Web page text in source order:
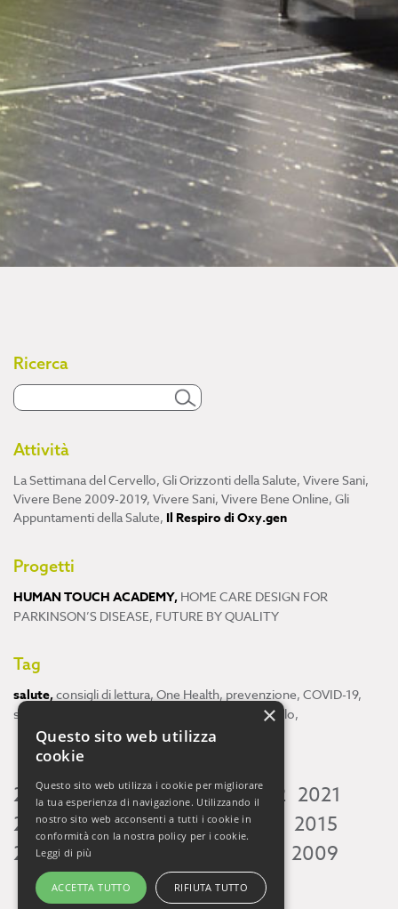
Ricerca
Attività
La Settimana del Cervello, Gli Orizzonti della Salute, Vivere Sani,
Vivere Bene 2009-2019, Vivere Sani, Vivere Bene Online, Gli
Appuntamenti della Salute, Il Respiro di Oxy.gen
Progetti
HUMAN TOUCH ACADEMY, HOME CARE DESIGN FOR
PARKINSON’S DISEASE, FUTURE BY QUALITY
Tag
salute,consigli di lettura, One Health, prevenzione, COVID-19,
scienza
cervello,
2026 2025 2024 2023 2022 2021
2020 2019 2018 2017 2016
2015
2014 2013 2009
×
Questo sito web utilizza
cookie
Questo sito web utilizza i cookie per migliorare
la tua esperienza di navigazione. Utilizzando il
nostro sito web acconsenti a tutti i cookie in
conformità con la nostra policy per i cookie.
Leggi di più
ACCETTA TUTTO RIFIUTA TUTTO